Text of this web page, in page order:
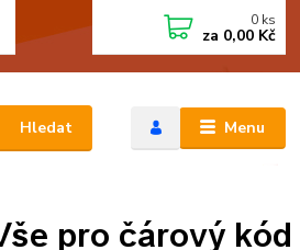
Menu
Hledat
0 ks
za 0,00 Kč